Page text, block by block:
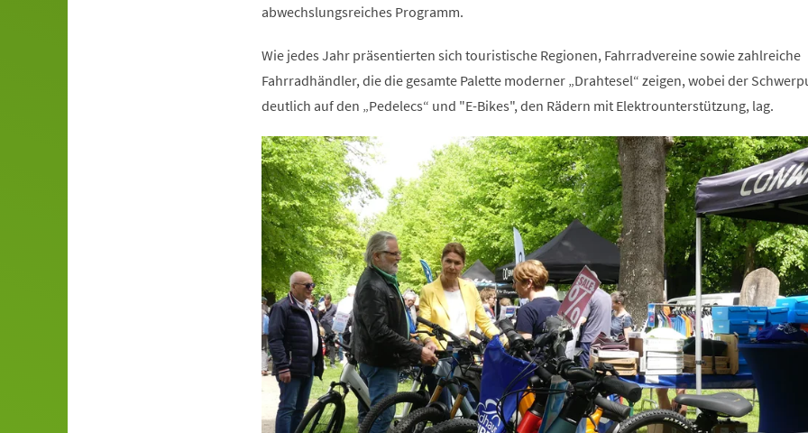
abwechslungsreiches Programm.
Wie jedes Jahr präsentierten sich touristische Regionen, Fahrradvereine sowie zahlreiche
Fahrradhändler, die die gesamte Palette moderner „Drahtesel“ zeigen, wobei der
deutlich auf den „Pedelecs“ und "E-Bikes", den Rädern mit Elektrounterstützung, lag.